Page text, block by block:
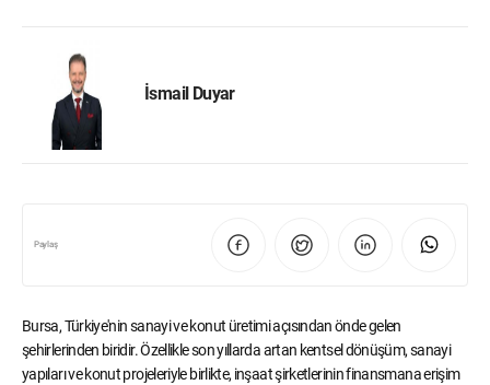
İsmail Duyar
Paylaş
Bursa, Türkiye'nin sanayi ve konut üretimi açısından önde gelen
şehirlerinden biridir. Özellikle son yıllarda artan kentsel dönüşüm, sanayi
yapıları ve konut projeleriyle birlikte, inşaat şirketlerinin finansmana erişim